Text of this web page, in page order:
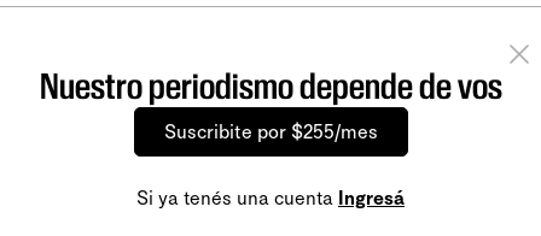
Nuestro periodismo depende de vos
Suscribite por $255/mes
Si ya tenés una cuenta Ingresá